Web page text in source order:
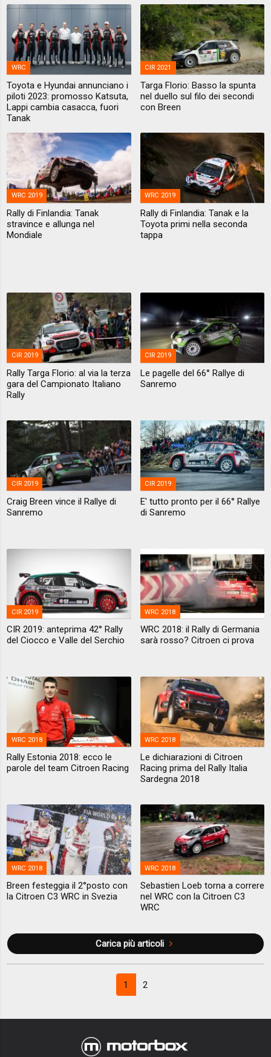
WRC
Toyota e Hyundai annunciano i
piloti 2023: promosso Katsuta,
Lappi cambia casacca, fuori
Tanak
CIR 2021
Targa Florio: Basso la spunta
nel duello sul filo dei secondi
con Breen
WRC 2019
Rally di Finlandia: Tanak
stravince e allunga nel
Mondiale
WRC 2019
Rally di Finlandia: Tanak e la
Toyota primi nella seconda
tappa
CIR 2019
Rally Targa Florio: al via la terza
gara del Campionato Italiano
Rally
CIR 2019
Le pagelle del 66° Rallye di
Sanremo
CIR 2019
Craig Breen vince il Rallye di
Sanremo
CIR 2019
E' tutto pronto per il 66° Rallye
di Sanremo
CIR 2019
CIR 2019: anteprima 42° Rally
del Ciocco e Valle del Serchio
WRC 2018
WRC 2018: il Rally di Germania
sarà rosso? Citroen ci prova
WRC 2018
Rally Estonia 2018: ecco le
parole del team Citroen Racing
WRC 2018
Le dichiarazioni di Citroen
Racing prima del Rally Italia
Sardegna 2018
WRC 2018
Breen festeggia il 2°posto con
la Citroen C3 WRC in Svezia
WRC 2018
Sebastien Loeb torna a correre
nel WRC con la Citroen C3
WRC
Carica più articoli
1 2